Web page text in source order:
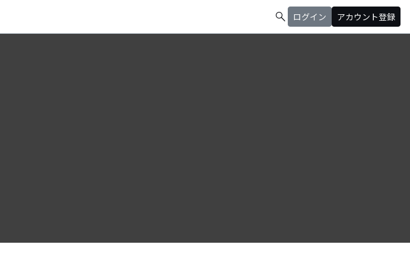
search ログイン アカウント登録